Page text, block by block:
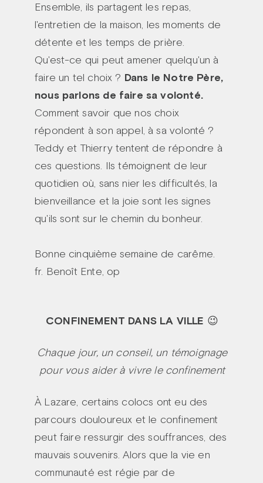
Ensemble, ils partagent les repas,
l'entretien de la maison, les moments de
détente et les temps de prière.
Qu'est-ce qui peut amener quelqu'un à
faire un tel choix ? Dans le Notre Père,
nous parlons de faire sa volonté.
Comment savoir que nos choix
répondent à son appel, à sa volonté ?
Teddy et Thierry tentent de répondre à
ces questions. Ils témoignent de leur
quotidien où, sans nier les difficultés, la
bienveillance et la joie sont les signes
qu'ils sont sur le chemin du bonheur.
Bonne cinquième semaine de carême.
fr. Benoît Ente, op
CONFINEMENT DANS LA VILLE 😉
Chaque jour, un conseil, un témoignage
pour vous aider à vivre le confinement
À Lazare, certains colocs ont eu des
parcours douloureux et le confinement
peut faire ressurgir des souffrances, des
mauvais souvenirs. Alors que la vie en
communauté est régie par de